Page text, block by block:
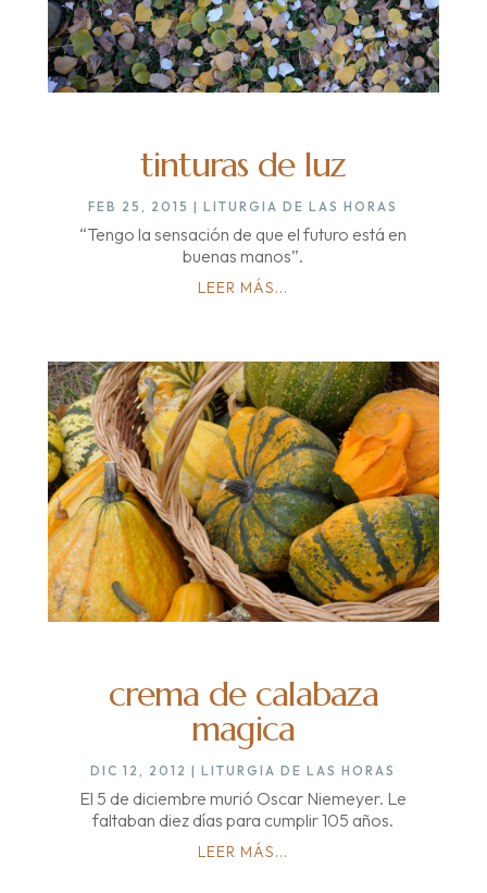
tinturas de luz
FEB 25, 2015 |LITURGIA DE LAS HORAS
“Tengo la sensación de que el futuro está en
buenas manos”.
LEER MÁS...
crema de calabaza
magica
DIC 12, 2012 |LITURGIA DE LAS HORAS
El 5 de diciembre murió Oscar Niemeyer. Le
faltaban diez días para cumplir 105 años.
LEER MÁS...